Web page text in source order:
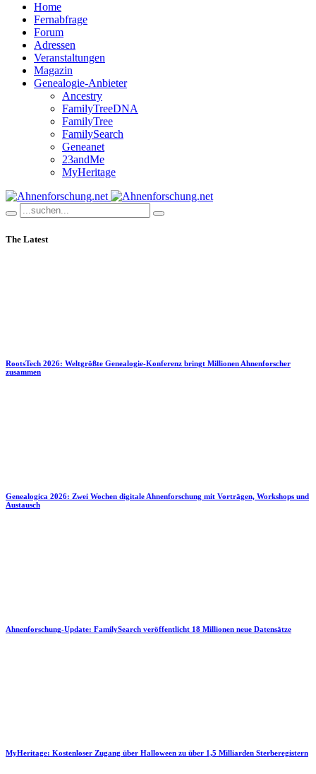
Home
Fernabfrage
Forum
Adressen
Veranstaltungen
Magazin
Genealogie-Anbieter
Ancestry
FamilyTreeDNA
FamilyTree
FamilySearch
Geneanet
23andMe
MyHeritage
The Latest
RootsTech 2026: Weltgrößte Genealogie-Konferenz bringt Millionen Ahnenforscher
zusammen
Genealogica 2026: Zwei Wochen digitale Ahnenforschung mit Vorträgen, Workshops und
Austausch
Ahnenforschung-Update: FamilySearch veröffentlicht 18 Millionen neue Datensätze
MyHeritage: Kostenloser Zugang über Halloween zu über 1,5 Milliarden Sterberegistern